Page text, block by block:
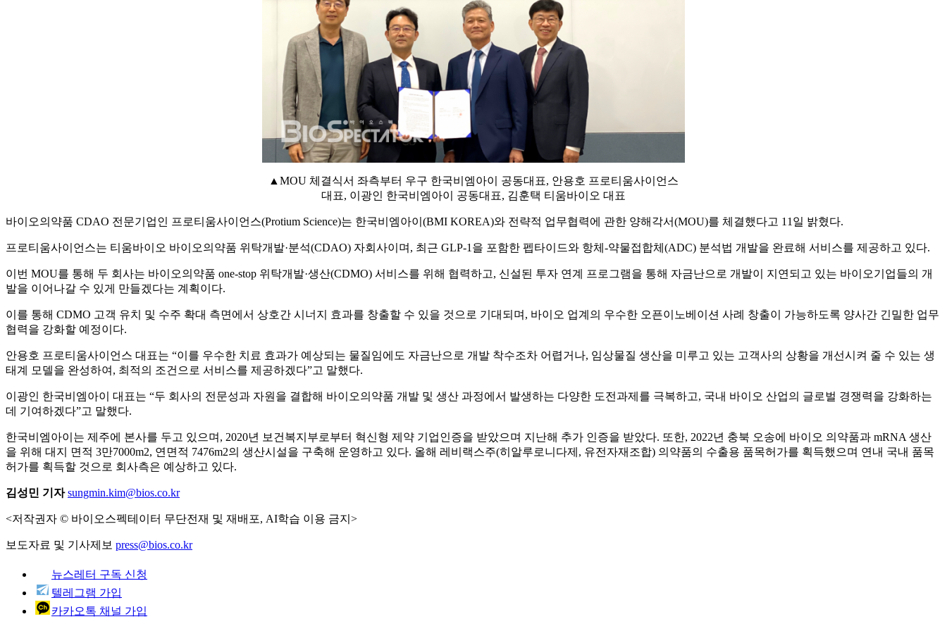
▲MOU 체결식서 좌측부터 우구 한국비엠아이 공동대표, 안용호 프로티움사이언스
대표, 이광인 한국비엠아이 공동대표, 김훈택 티움바이오 대표
바이오의약품 CDAO 전문기업인 프로티움사이언스(Protium Science)는 한국비엠아이(BMI KOREA)와 전략적 업무협력에 관한 양해각서(MOU)를 체결했다고 11일 밝혔다.
프로티움사이언스는 티움바이오 바이오의약품 위탁개발·분석(CDAO) 자회사이며, 최근 GLP-1을 포함한 펩타이드와 항체-약물접합체(ADC) 분석법 개발을 완료해 서비스를 제공하고 있다.
이번 MOU를 통해 두 회사는 바이오의약품 one-stop 위탁개발·생산(CDMO) 서비스를 위해 협력하고, 신설된 투자 연계 프로그램을 통해 자금난으로 개발이 지연되고 있는 바이오기업들의 개
발을 이어나갈 수 있게 만들겠다는 계획이다.
이를 통해 CDMO 고객 유치 및 수주 확대 측면에서 상호간 시너지 효과를 창출할 수 있을 것으로 기대되며, 바이오 업계의 우수한 오픈이노베이션 사례 창출이 가능하도록 양사간 긴밀한 업무
협력을 강화할 예정이다.
안용호 프로티움사이언스 대표는 “이를 우수한 치료 효과가 예상되는 물질임에도 자금난으로 개발 착수조차 어렵거나, 임상물질 생산을 미루고 있는 고객사의 상황을 개선시켜 줄 수 있는 생
태계 모델을 완성하여, 최적의 조건으로 서비스를 제공하겠다”고 말했다.
이광인 한국비엠아이 대표는 “두 회사의 전문성과 자원을 결합해 바이오의약품 개발 및 생산 과정에서 발생하는 다양한 도전과제를 극복하고, 국내 바이오 산업의 글로벌 경쟁력을 강화하는
데 기여하겠다”고 말했다.
한국비엠아이는 제주에 본사를 두고 있으며, 2020년 보건복지부로부터 혁신형 제약 기업인증을 받았으며 지난해 추가 인증을 받았다. 또한, 2022년 충북 오송에 바이오 의약품과 mRNA 생산
을 위해 대지 면적 3만7000m2, 연면적 7476m2의 생산시설을 구축해 운영하고 있다. 올해 레비랙스주(히알루로니다제, 유전자재조합) 의약품의 수출용 품목허가를 획득했으며 연내 국내 품목
허가를 획득할 것으로 회사측은 예상하고 있다.
김성민 기자 sungmin.kim@bios.co.kr
<저작권자 © 바이오스펙테이터 무단전재 및 재배포, AI학습 이용 금지>
보도자료 및 기사제보 press@bios.co.kr
뉴스레터 구독 신청
텔레그램 가입
카카오톡 채널 가입